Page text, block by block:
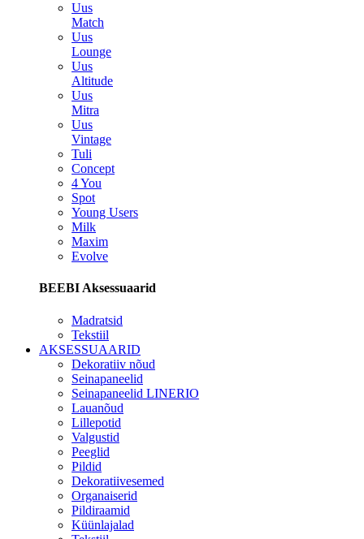
Uus
Match
Uus
Lounge
Uus
Altitude
Uus
Mitra
Uus
Vintage
Tuli
Concept
4 You
Spot
Young Users
Milk
Maxim
Evolve
BEEBI Aksessuaarid
Madratsid
Tekstiil
AKSESSUAARID
Dekoratiiv nõud
Seinapaneelid
Seinapaneelid LINERIO
Lauanõud
Lillepotid
Valgustid
Peeglid
Pildid
Dekoratiivesemed
Organaiserid
Pildiraamid
Küünlajalad